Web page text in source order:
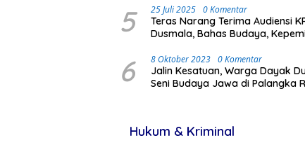
5 25 Juli 2025 0 Komentar
Teras Narang Terima Audiensi
Dusmala, Bahas Budaya,
6 8 Oktober 2023 0 Komentar
Jalin Kesatuan, Warga Dayak
Seni Budaya Jawa di Palangka
Hukum & Kriminal